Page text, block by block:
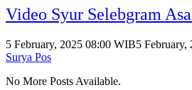
Video Syur Selebgram
5 February, 2025 08:00 WIB5 February,
Surya Pos
No More Posts Available.